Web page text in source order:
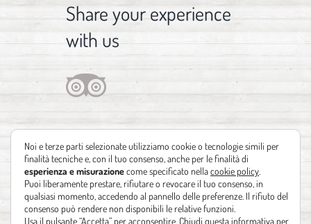
Share your experience
with us
Noi e terze parti selezionate utilizziamo cookie o tecnologie simili per
finalità tecniche e, con il tuo consenso, anche per le finalità di
esperienza e misurazionecome specificato nellacookie policy
Puoi liberamente prestare, rifiutare o revocare il tuo consenso, in
qualsiasi momento, accedendo al pannello delle preferenze. Il rifiuto del
consenso può rendere non disponibili le relative funzioni.
Usa il pulsante “Accetta” per acconsentire. Chiudi questa informativa per